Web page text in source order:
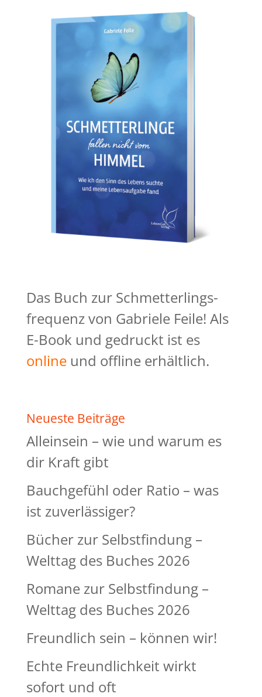
Das Buch zur Schmetterlings-
frequenz von Gabriele Feile! Als
E-Book und gedruckt ist es
onlineund offline erhältlich.
Neueste Beiträge
Alleinsein – wie und warum es
dir Kraft gibt
Bauchgefühl oder Ratio – was
ist zuverlässiger?
Bücher zur Selbstfindung –
Welttag des Buches 2026
Romane zur Selbstfindung –
Welttag des Buches 2026
Freundlich sein – können wir!
Echte Freundlichkeit wirkt
sofort und oft